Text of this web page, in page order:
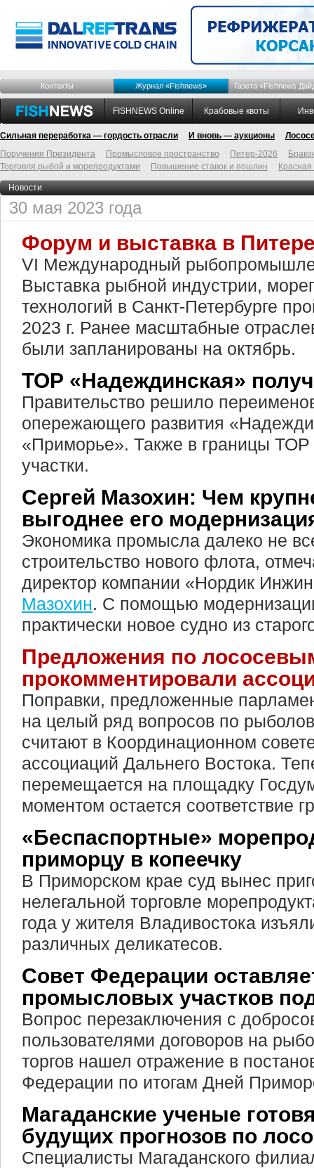
Контакты Журнал «Fishnews» Газета «Fishnews
FISHNEWS Online Крабовые квоты
Сильная переработка — гордость отрасли И вновь — аукционы
Поручения Президента
Промысловое пространство Питер-2026
Торговля рыбой и морепродуктами
Повышение ставок и пошлин
Новости
30 мая 2023 года
Форум и выставка в
VI Международный
Выставка рыбной индустрии,
технологий в Санкт-Петербурге
2023 г. Ранее масштабные
были запланированы на октябрь.
ТОР «Надеждинская»
Правительство решило
опережающего развития
«Приморье». Также в границы
участки.
Сергей Мазохин: Чем
выгоднее его
Экономика промысла далеко не
строительство нового флота,
директор компании «Нордик
Мазохин. С помощью
практически новое судно из
Предложения по
прокомментировали
Поправки, предложенные
на целый ряд вопросов по
считают в Координационном
ассоциаций Дальнего Востока.
перемещается на площадку
моментом остается соответствие
«Беспаспортные»
приморцу в копеечку
В Приморском крае суд вынес
нелегальной торговле
года у жителя Владивостока
различных деликатесов.
Совет Федерации
промысловых участков
Вопрос перезаключения с
пользователями договоров на
торгов нашел отражение в
Федерации по итогам Дней
Магаданские ученые
будущих прогнозов по
Специалисты Магаданского